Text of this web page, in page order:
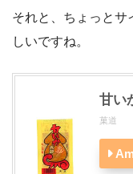
それと、ちょっとサ
しいですね。
甘い
菓道